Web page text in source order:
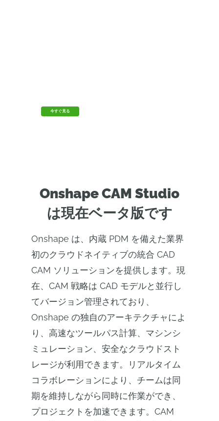
今すぐ見る
Onshape CAM Studio
は現在ベータ版です
Onshape は、内蔵 PDM を備えた業界
初のクラウドネイティブの統合 CAD
CAM ソリューションを提供します。現
在、CAM 戦略は CAD モデルと並行し
てバージョン管理されており、
Onshape の独自のアーキテクチャによ
り、高速なツールパス計算、マシンシ
ミュレーション、安全なクラウドスト
レージが利用できます。リアルタイム
コラボレーションにより、チームは同
期を維持しながら同時に作業ができ、
プロジェクトを加速できます。CAM